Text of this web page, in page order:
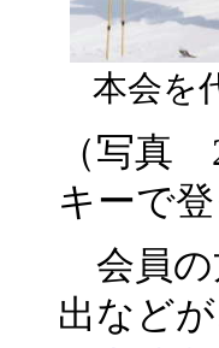
本会を
（写真
キーで
会員の
出など